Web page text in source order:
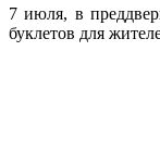
7 июля, в
буклетов для